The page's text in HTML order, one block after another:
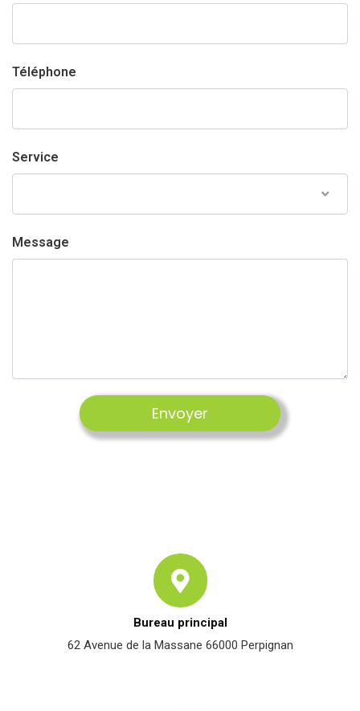
Téléphone
Service
Message
Envoyer
Bureau principal
62 Avenue de la Massane 66000 Perpignan